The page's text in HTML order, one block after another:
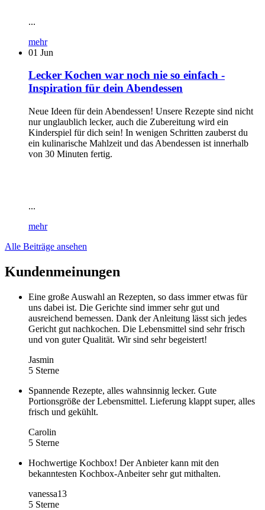
...
mehr
01 Jun
Lecker Kochen war noch nie so einfach -
Inspiration für dein Abendessen
Neue Ideen für dein Abendessen! Unsere Rezepte sind nicht
nur unglaublich lecker, auch die Zubereitung wird ein
Kinderspiel für dich sein! In wenigen Schritten zauberst du
ein kulinarische Mahlzeit und das Abendessen ist innerhalb
von 30 Minuten fertig.
...
mehr
Alle Beiträge ansehen
Kundenmeinungen
Eine große Auswahl an Rezepten, so dass immer etwas für
uns dabei ist. Die Gerichte sind immer sehr gut und
ausreichend bemessen. Dank der Anleitung lässt sich jedes
Gericht gut nachkochen. Die Lebensmittel sind sehr frisch
und von guter Qualität. Wir sind sehr begeistert!
Jasmin
5 Sterne
Spannende Rezepte, alles wahnsinnig lecker. Gute
Portionsgröße der Lebensmittel. Lieferung klappt super, alles
frisch und gekühlt.
Carolin
5 Sterne
Hochwertige Kochbox! Der Anbieter kann mit den
bekanntesten Kochbox-Anbeiter sehr gut mithalten.
vanessa13
5 Sterne